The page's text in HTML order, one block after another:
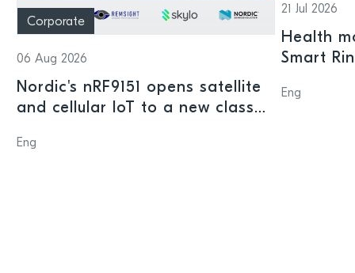
Corporate
06 Aug 2026
Nordic's nRF9151 opens satellite
and cellular IoT to a new class
Eng
21 Jul 2026
Health
Smart
Eng